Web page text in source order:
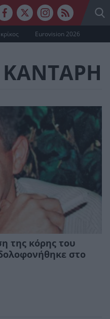
Eurovision 2026
της κόρης του
στο